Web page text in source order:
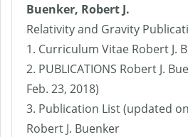
Buenker, Robert J.
Relativity and Gravity
1. Curriculum Vitae Robert J.
2. PUBLICATIONS Robert J.
Feb. 23, 2018)
3. Publication List (updated
Robert J. Buenker